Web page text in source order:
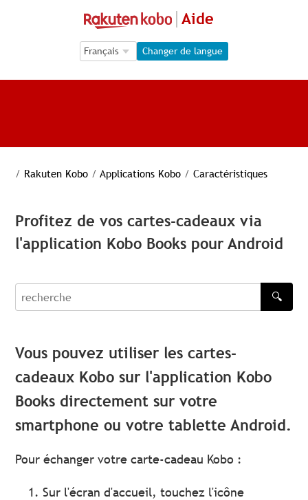
Aide
Language Selection
Language Selection
Changer de langue
/ Rakuten Kobo / Applications Kobo / Caractéristiques
Profitez de vos cartes-cadeaux via
l'application Kobo Books pour Android
recherche
🔍
Vous pouvez utiliser les cartes-
cadeaux Kobo sur l'application Kobo
Books directement sur votre
smartphone ou votre tablette Android.
Pour échanger votre carte-cadeau Kobo :
Sur l'écran d'accueil, touchez l'icône